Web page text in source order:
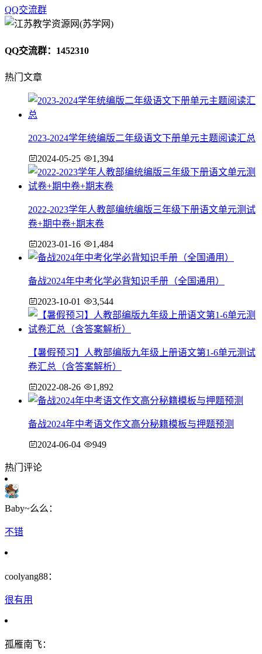
QQ交流群
QQ交流群：1452310
热门文章
2023-2024学年统编版二年级语文下册单元主题阅读汇总
2024-05-25 1,394
2022-2023学年人教部编统编版三年级下册语文单元测试
卷+期中卷+期末卷
2023-01-16 1,484
备战2024年中考化学必背知识手册（全国通用）
2023-10-01 3,544
【暑假预习】人教部编版九年级上册语文第1-6单元测试
卷汇总（含答案解析）
2022-08-26 1,892
备战2024年中考语文作文高分秘籍模板与押题预测
2024-06-04 949
热门评论
Baby~么么：
不错
coolyang88：
很有用
孤雁南飞：